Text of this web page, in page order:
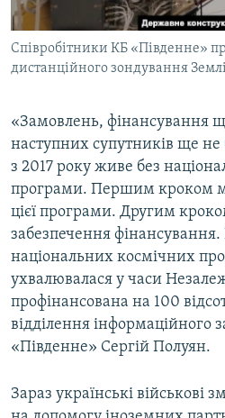
Співробітники КБ «Південне»
дистанційного зондування
«Замовлень, фінансування
наступних супутників ще не
з 2017 року живе без
програми. Першим кроком
цієї програми. Другим
забезпечення
національних космічних
ухвалювалася у часи
профінансована на 100
відділення інформаційного
«Південне» Сергій Полуян.
Зараз українські військові